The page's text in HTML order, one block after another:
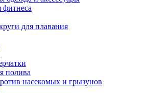
фитнеса
для плавания
полива
насекомых и грызунов